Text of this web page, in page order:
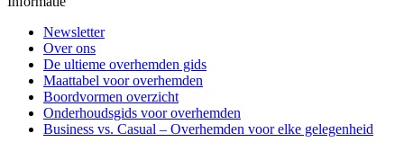
Newsletter
Over ons
De ultieme overhemden gids
Maattabel voor overhemden
Boordvormen overzicht
Onderhoudsgids voor overhemden
Business vs. Casual – Overhemden voor elke gelegenheid